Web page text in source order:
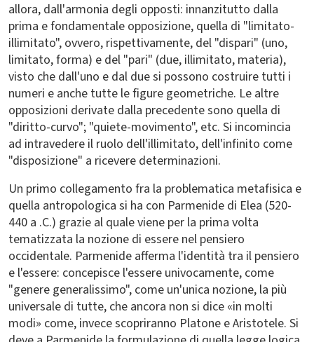
allora, dall'armonia degli opposti: innanzitutto dalla
prima e fondamentale opposizione, quella di "limitato-
illimitato", ovvero, rispettivamente, del "dispari" (uno,
limitato, forma) e del "pari" (due, illimitato, materia),
visto che dall'uno e dal due si possono costruire tutti i
numeri e anche tutte le figure geometriche. Le altre
opposizioni derivate dalla precedente sono quella di
"diritto-curvo"; "quiete-movimento", etc. Si incomincia
ad intravedere il ruolo dell'illimitato, dell'infinito come
"disposizione" a ricevere determinazioni.
Un primo collegamento fra la problematica metafisica e
quella antropologica si ha con Parmenide di Elea (520-
440 a .C.) grazie al quale viene per la prima volta
tematizzata la nozione di essere nel pensiero
occidentale. Parmenide afferma l'identità tra il pensiero
e l'essere: concepisce l'essere univocamente, come
"genere generalissimo", come un'unica nozione, la più
universale di tutte, che ancora non si dice «in molti
modi» come, invece scopriranno Platone e Aristotele. Si